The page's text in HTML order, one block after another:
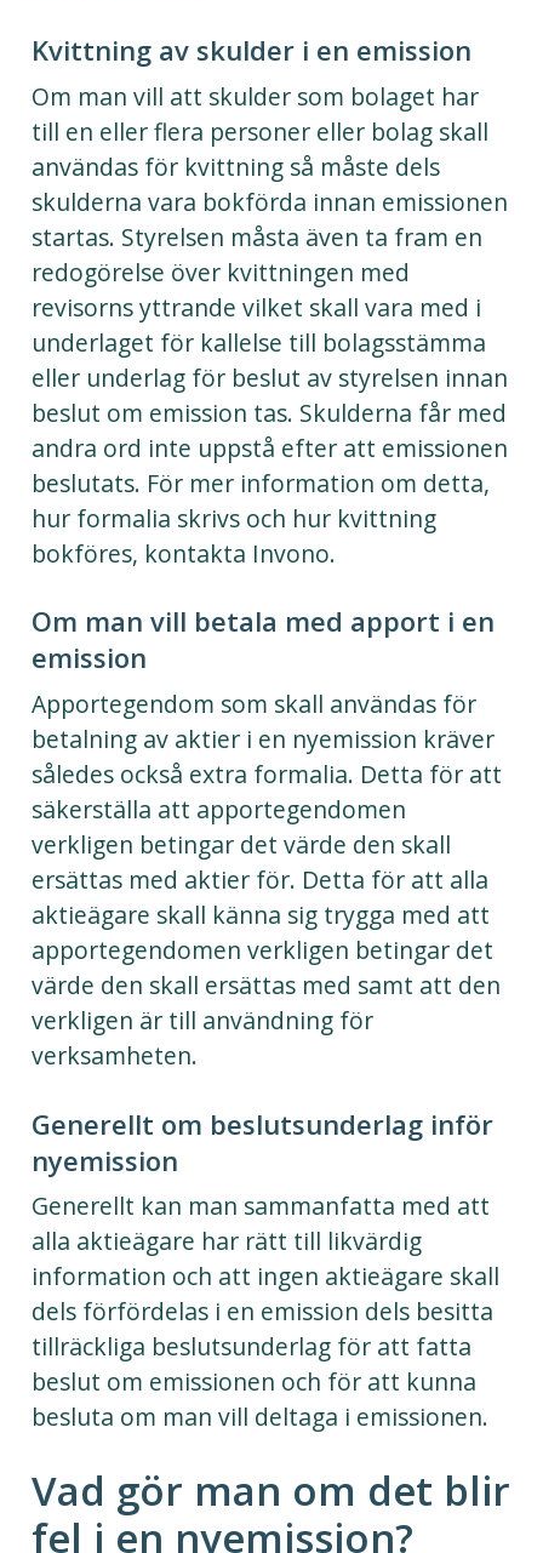
Kvittning av skulder i en emission
Om man vill att skulder som bolaget har
till en eller flera personer eller bolag skall
användas för kvittning så måste dels
skulderna vara bokförda innan emissionen
startas. Styrelsen måsta även ta fram en
redogörelse över kvittningen med
revisorns yttrande vilket skall vara med i
underlaget för kallelse till bolagsstämma
eller underlag för beslut av styrelsen innan
beslut om emission tas. Skulderna får med
andra ord inte uppstå efter att emissionen
beslutats. För mer information om detta,
hur formalia skrivs och hur kvittning
bokföres, kontakta Invono.
Om man vill betala med apport i en
emission
Apportegendom som skall användas för
betalning av aktier i en nyemission kräver
således också extra formalia. Detta för att
säkerställa att apportegendomen
verkligen betingar det värde den skall
ersättas med aktier för. Detta för att alla
aktieägare skall känna sig trygga med att
apportegendomen verkligen betingar det
värde den skall ersättas med samt att den
verkligen är till användning för
verksamheten.
Generellt om beslutsunderlag inför
nyemission
Generellt kan man sammanfatta med att
alla aktieägare har rätt till likvärdig
information och att ingen aktieägare skall
dels förfördelas i en emission dels besitta
tillräckliga beslutsunderlag för att fatta
beslut om emissionen och för att kunna
besluta om man vill deltaga i emissionen.
Vad gör man om det blir
fel i en nyemission?